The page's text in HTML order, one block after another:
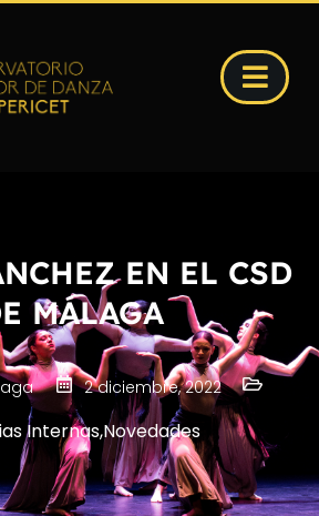
EN EL CSD
MÁLAGA
2 diciembre, 2022
Internas,Novedades